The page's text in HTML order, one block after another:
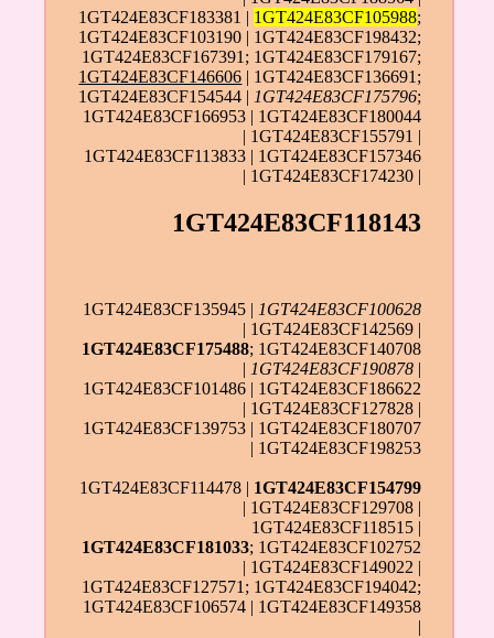
1GT424E83CF183381 | 1GT424E83CF105988;
1GT424E83CF103190 | 1GT424E83CF198432;
1GT424E83CF167391; 1GT424E83CF179167;
1GT424E83CF146606 | 1GT424E83CF136691;
1GT424E83CF154544 | 1GT424E83CF175796;
1GT424E83CF166953 | 1GT424E83CF180044
| 1GT424E83CF155791 |
1GT424E83CF113833 | 1GT424E83CF157346
| 1GT424E83CF174230 |
1GT424E83CF118143
1GT424E83CF135945 | 1GT424E83CF100628
| 1GT424E83CF142569 |
1GT424E83CF175488; 1GT424E83CF140708
| 1GT424E83CF190878 |
1GT424E83CF101486 | 1GT424E83CF186622
| 1GT424E83CF127828 |
1GT424E83CF139753 | 1GT424E83CF180707
| 1GT424E83CF198253
1GT424E83CF114478 | 1GT424E83CF154799
| 1GT424E83CF129708 |
1GT424E83CF118515 |
1GT424E83CF181033; 1GT424E83CF102752
| 1GT424E83CF149022 |
1GT424E83CF127571; 1GT424E83CF194042;
1GT424E83CF106574 | 1GT424E83CF149358
|